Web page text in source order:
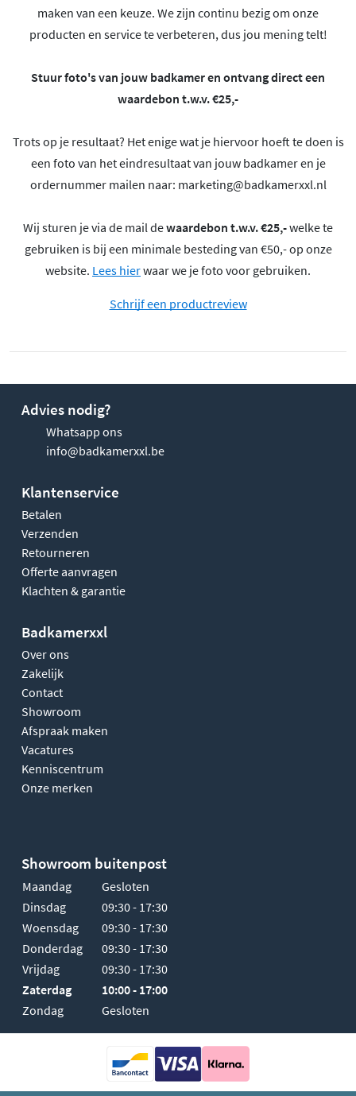
maken van een keuze. We zijn continu bezig om onze
producten en service te verbeteren, dus jou mening telt!
Stuur foto's van jouw badkamer en ontvang direct een
waardebon t.w.v. €25,-
Trots op je resultaat? Het enige wat je hiervoor hoeft te doen is
een foto van het eindresultaat van jouw badkamer en je
ordernummer mailen naar: marketing@badkamerxxl.nl
Wij sturen je via de mail dewaardebon t.w.v. €25,-welke te
gebruiken is bij een minimale besteding van €50,- op onze
website. Lees hierwaar we je foto voor gebruiken.
Schrijf een productreview
Advies nodig?
Whatsapp ons
info@badkamerxxl.be
Klantenservice
Betalen
Verzenden
Retourneren
Offerte aanvragen
Klachten & garantie
Badkamerxxl
Over ons
Zakelijk
Contact
Showroom
Afspraak maken
Vacatures
Kenniscentrum
Onze merken
Showroom buitenpost
Maandag
Gesloten
Dinsdag
09:30 - 17:30
Woensdag
09:30 - 17:30
Donderdag
09:30 - 17:30
Vrijdag
09:30 - 17:30
Zaterdag
10:00 - 17:00
Zondag
Gesloten